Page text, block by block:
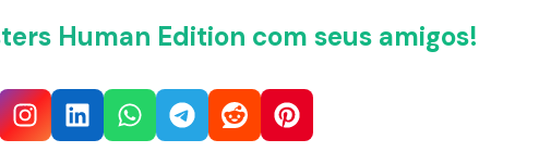
Human Edition com seus amigos!